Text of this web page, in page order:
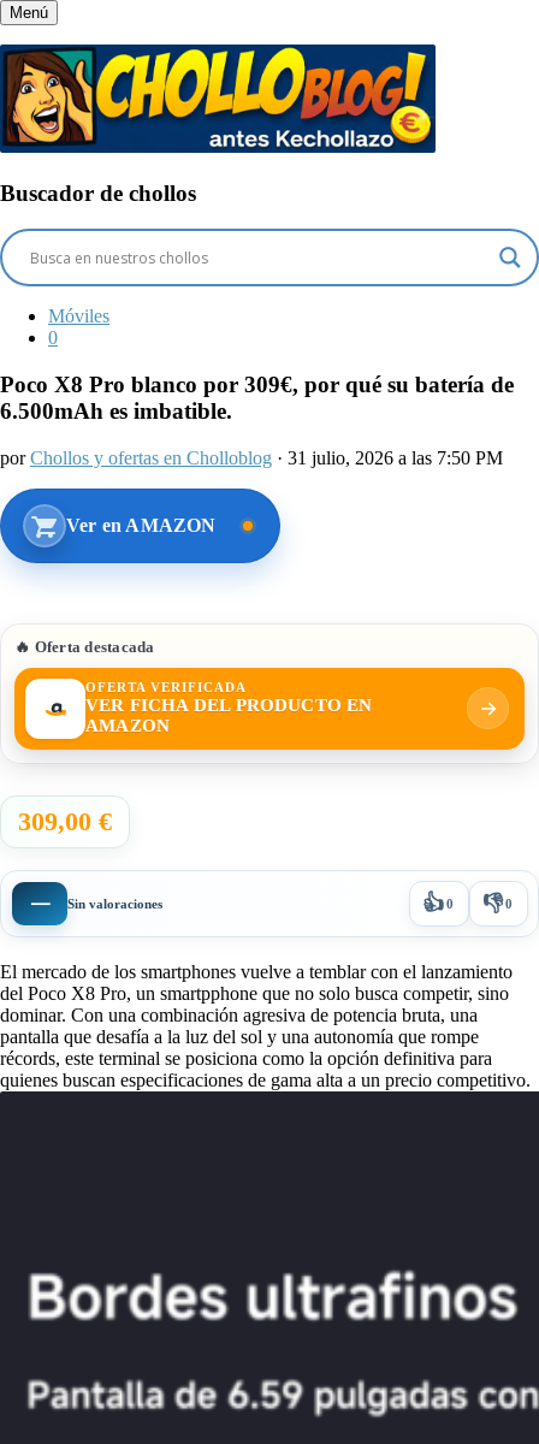
Menú
Buscador de chollos
Móviles
0
Poco X8 Pro blanco por 309€, por qué su batería de
6.500mAh es imbatible.
porChollos y ofertas en Cholloblog · 31 julio, 2026 a las 7:50 PM
Ver en AMAZON
🔥 Oferta destacada
OFERTA VERIFICADA
VER FICHA DEL PRODUCTO EN
AMAZON
309,00 €
— Sin valoraciones 👍0 👎0
El mercado de los smartphones vuelve a temblar con el lanzamiento
del Poco X8 Pro, un smartpphone que no solo busca competir, sino
dominar. Con una combinación agresiva de potencia bruta, una
pantalla que desafía a la luz del sol y una autonomía que rompe
récords, este terminal se posiciona como la opción definitiva para
quienes buscan especificaciones de gama alta a un precio competitivo.